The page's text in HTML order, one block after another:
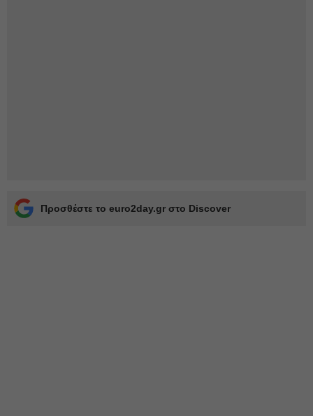
Προσθέστε το euro2day.gr στο Discover